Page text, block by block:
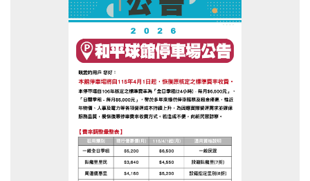
▪︎ 大安APP 長佳Sports+ APP傳送門⬇
APPLE 傳送門點我(開啟新視窗)
google play 傳送門點我(開啟新視窗)
電話洽詢 場務組(02)2377-0300分機103、104